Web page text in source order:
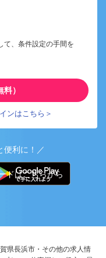
て、条件設定の手間を
）
ンはこちら＞
便利に！／
ドはこちらから
県長浜市・その他の求人情